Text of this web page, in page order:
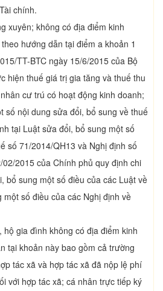
chính.
xuyên; không có địa điểm kinh
hướng dẫn tại điểm a khoản 1
TT-BTC ngày 15/6/2015 của Bộ
hiện thuế giá trị gia tăng và thuế thu
cư trú có hoạt động kinh doanh;
số nội dung sửa đổi, bổ sung về thuế
tại Luật sửa đổi, bổ sung một số
số 71/2014/QH13 và Nghị định số
2015 của Chính phủ quy định chi
bổ sung một số điều của các Luật về
số điều của các Nghị định về
gia đình không có địa điểm kinh
tại khoản này bao gồm cả trường
tác xã và hợp tác xã đã nộp lệ phí
với hợp tác xã; cá nhân trực tiếp ký